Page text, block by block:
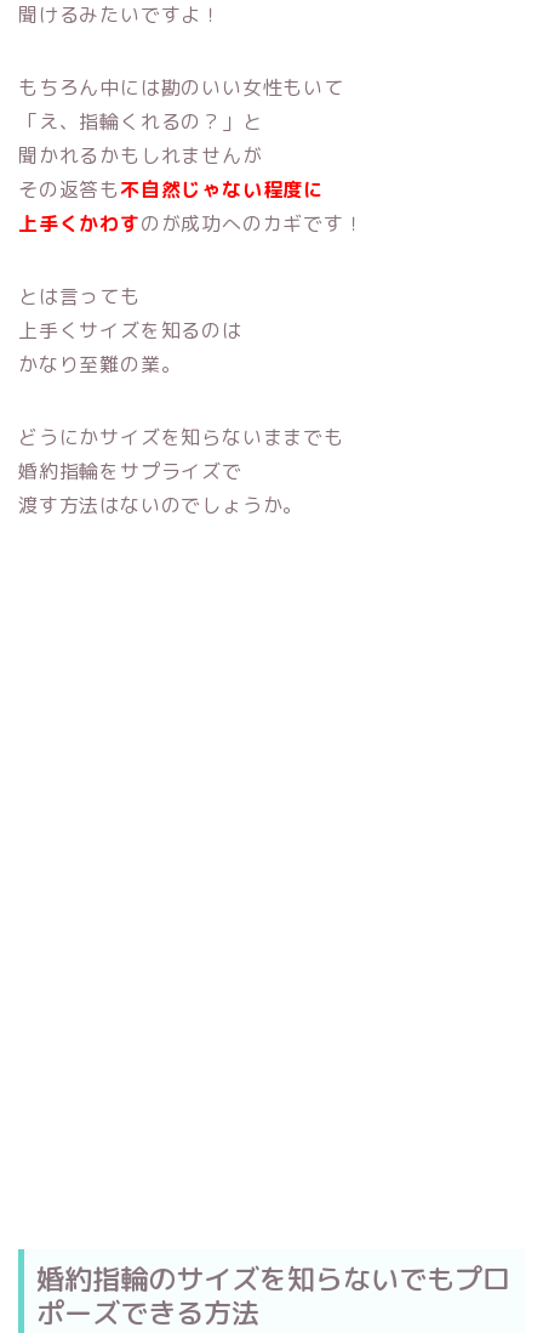
聞けるみたいですよ！
もちろん中には勘のいい女性もいて
「え、指輪くれるの？」と
聞かれるかもしれませんが
その返答も不自然じゃない程度に
上手くかわすのが成功へのカギです！
とは言っても
上手くサイズを知るのは
かなり至難の業。
どうにかサイズを知らないままでも
婚約指輪をサプライズで
渡す方法はないのでしょうか。
婚約指輪のサイズを知らないでもプロ
ポーズできる方法